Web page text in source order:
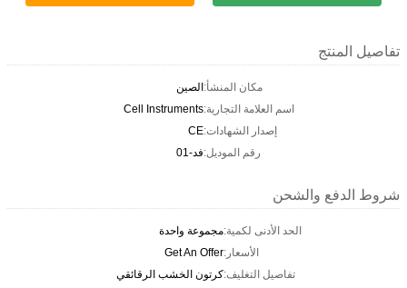
تفاصيل المنتج
مكان المنشأ:الصين
اسم العلامة التجارية:Cell Instruments
إصدار الشهادات:CE
رقم الموديل:فد-01
شروط الدفع والشحن
الحد الأدنى لكمية:مجموعة واحدة
الأسعار:Get An Offer
تفاصيل التغليف:كرتون الخشب الرقائقي